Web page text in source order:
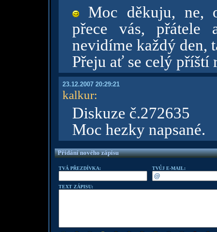
Moc děkuju, ne,
přece vás,
nevidíme každý den,
Přeju ať se celý
23.12.2007 20:29:21
kalkur:
Diskuze č.272635
Moc hezky napsané.
Přidání nového zápisu
TVÁ PŘEZDÍVKA: TVŮJ E-MAIL:
TEXT ZÁPISU: